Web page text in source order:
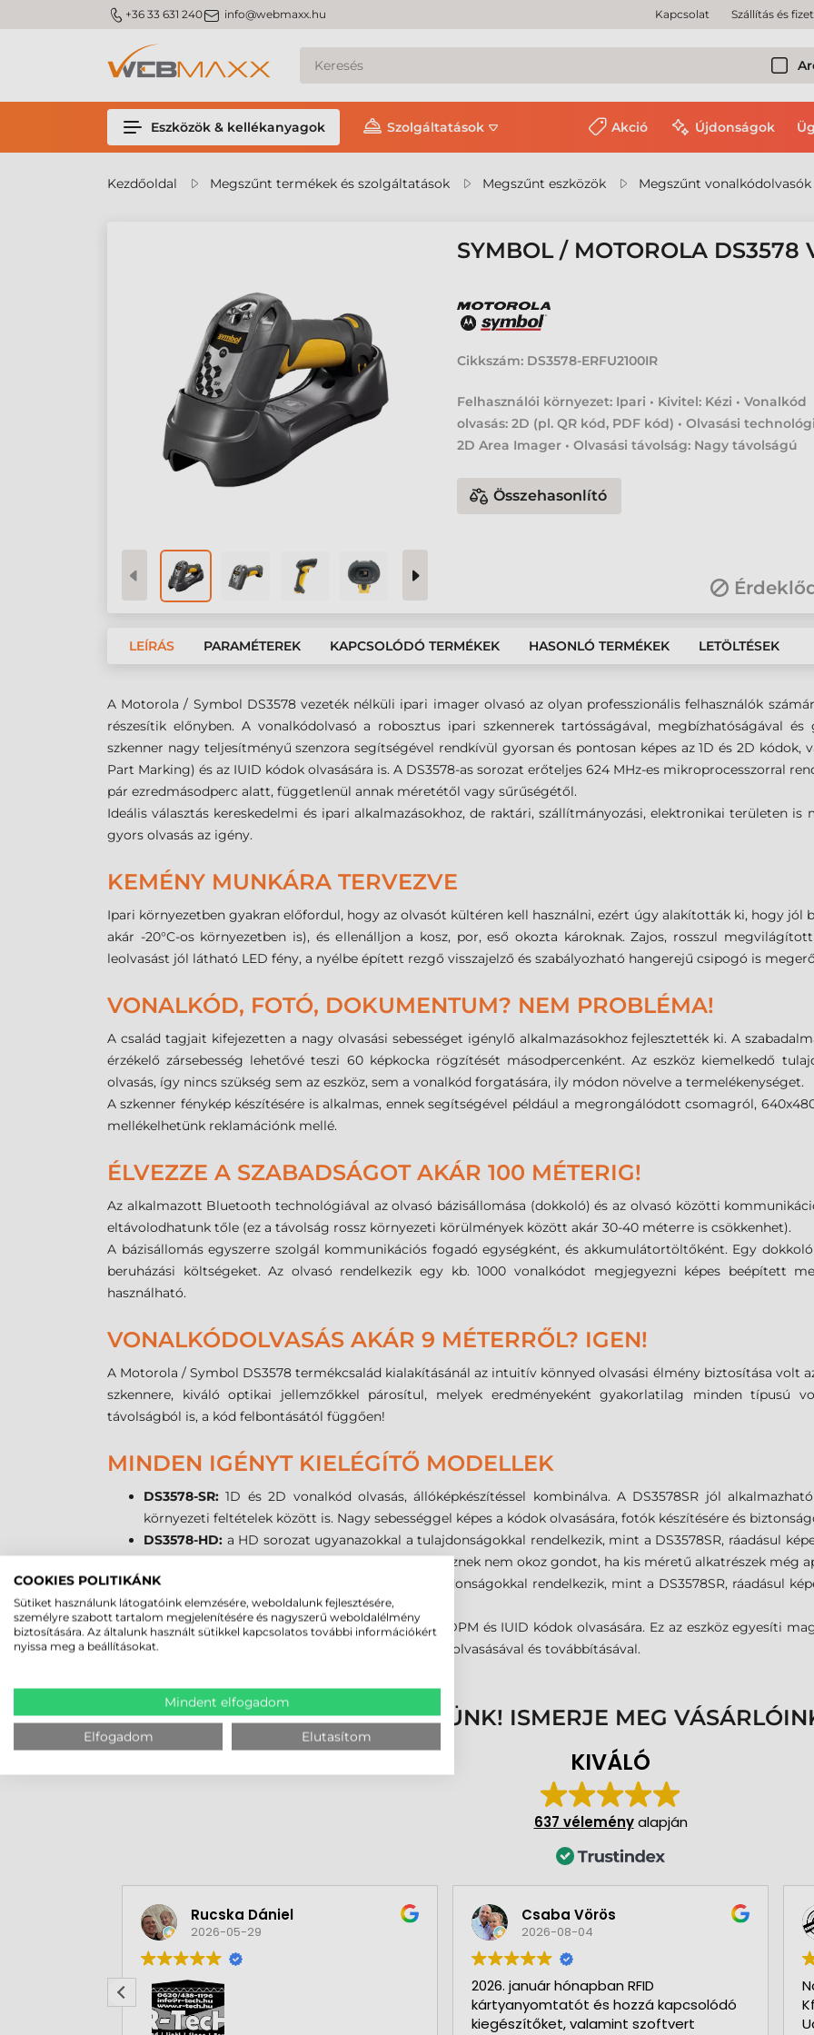
m_phone +36 33 631 240m_email info@webmaxx.hu Kapcsolat Szállítás és
Eszközök & kellékanyagok Szolgáltatások Akció Újdonságok
Kezdőoldal Megszűnt termékek és szolgáltatások Megszűnt eszközök Megszűnt vonalkódolvasók
SYMBOL / MOTOROLA DS3578
Cikkszám: DS3578-ERFU2100IR
Felhasználói környezet: Ipari • Kivitel: Kézi • Vonalkód
olvasás: 2D (pl. QR kód, PDF kód) • Olvasási
2D Area Imager • Olvasási távolság: Nagy távolságú
Összehasonlító
LEÍRÁS PARAMÉTEREK KAPCSOLÓDÓ TERMÉKEK HASONLÓ TERMÉKEK LETÖLTÉSEK
A Motorola / Symbol DS3578 vezeték nélküli ipari imager olvasó az olyan professzionális felhasználók
részesítik előnyben. A vonalkódolvasó a robosztus ipari szkennerek tartósságával, megbízhatóságával
szkenner nagy teljesítményű szenzora segítségével rendkívül gyorsan és pontosan képes az 1D és 2D
Part Marking) és az IUID kódok olvasására is. A DS3578-as sorozat erőteljes 624 MHz-es mikroprocesszorral
pár ezredmásodperc alatt, függetlenül annak méretétől vagy sűrűségétől.
Ideális választás kereskedelmi és ipari alkalmazásokhoz, de raktári, szállítmányozási, elektronikai területen
gyors olvasás az igény.
KEMÉNY MUNKÁRA TERVEZVE
Ipari környezetben gyakran előfordul, hogy az olvasót kültéren kell használni, ezért úgy alakították ki, hogy jól
akár -20°C-os környezetben is), és ellenálljon a kosz, por, eső okozta károknak. Zajos, rosszul
leolvasást jól látható LED fény, a nyélbe épített rezgő visszajelző és szabályozható hangerejű csipogó is
VONALKÓD, FOTÓ, DOKUMENTUM? NEM PROBLÉMA!
A család tagjait kifejezetten a nagy olvasási sebességet igénylő alkalmazásokhoz fejlesztették ki. A
érzékelő zársebesség lehetővé teszi 60 képkocka rögzítését másodpercenként. Az eszköz kiemelkedő
olvasás, így nincs szükség sem az eszköz, sem a vonalkód forgatására, ily módon növelve a termelékenységet.
A szkenner fénykép készítésére is alkalmas, ennek segítségével például a megrongálódott csomagról,
mellékelhetünk reklamációnk mellé.
ÉLVEZZE A SZABADSÁGOT AKÁR 100 MÉTERIG!
Az alkalmazott Bluetooth technológiával az olvasó bázisállomása (dokkoló) és az olvasó közötti
eltávolodhatunk tőle (ez a távolság rossz környezeti körülmények között akár 30-40 méterre is csökkenhet).
A bázisállomás egyszerre szolgál kommunikációs fogadó egységként, és akkumulátortöltőként. Egy
beruházási költségeket. Az olvasó rendelkezik egy kb. 1000 vonalkódot megjegyezni képes beépített
használható.
VONALKÓDOLVASÁS AKÁR 9 MÉTERRŐL? IGEN!
A Motorola / Symbol DS3578 termékcsalád kialakításánál az intuitív könnyed olvasási élmény biztosítása volt
szkennere, kiváló optikai jellemzőkkel párosítul, melyek eredményeként gyakorlatilag minden típusú
távolságból is, a kód felbontásától függően!
MINDEN IGÉNYT KIELÉGÍTŐ MODELLEK
DS3578-SR: 1D és 2D vonalkód olvasás, állóképkészítéssel kombinálva. A DS3578SR jól
környezeti feltételek között is. Nagy sebességgel képes a kódok olvasására, fotók készítésére és
DS3578-HD: a HD sorozat ugyanazokkal a tulajdonságokkal rendelkezik, mint a DS3578SR, ráadásul
2D kódok biztonságos szkennelésére is. Az eszköznek nem okoz gondot, ha kis méretű alkatrészek még
DS3578-ER:
az ER sorozat ugyanazokkal a tulajdonságokkal rendelkezik, mint a DS3578SR, ráadásul
biztonságos szkennelésére is.
DS3578-DP:átfogó megoldás 1D, 2D valamint DPM és IUID kódok olvasására. Ez az eszköz egyesíti
DPM és IUID kódok automatikus felismerésével, olvasásával és továbbításával.
MEGBÍZHAT BENNÜNK! ISMERJE MEG
KIVÁLÓ
637 véleményalapján
Rucska Dániel
2026-05-29
Csaba Vörös
2026-08-04
2026. január hónapban RFID
kártyanyomtatót és hozzá kapcsolódó
kiegészítőket, valamint szoftvert
COOKIES POLITIKÁNK
Sütiket használunk látogatóink elemzésére, weboldalunk fejlesztésére,
személyre szabott tartalom megjelenítésére és nagyszerű weboldalélmény
biztosítására. Az általunk használt sütikkel kapcsolatos további információkért
nyissa meg a beállításokat.
Mindent elfogadom
Elfogadom Elutasítom